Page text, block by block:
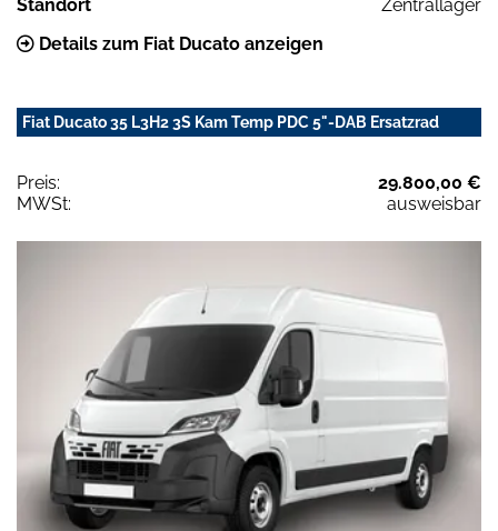
Standort
Zentrallager
Details zum Fiat Ducato anzeigen
Fiat Ducato 35 L3H2 3S Kam Temp PDC 5"-DAB Ersatzrad
Preis:
29.800,00 €
MWSt:
ausweisbar